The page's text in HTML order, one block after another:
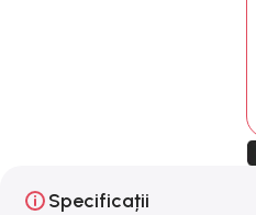
Specificații